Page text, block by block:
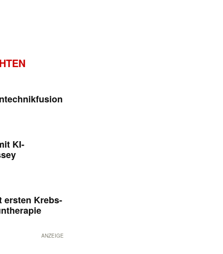
KI-
ersten Krebs-
ANZEIGE